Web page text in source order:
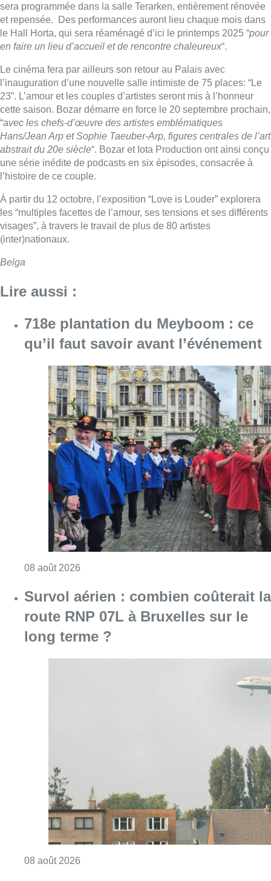
sera programmée dans la salle Terarken, entièrement rénovée
et repensée. Des performances auront lieu chaque mois dans
le Hall Horta, qui sera réaménagé d’ici le printemps 2025 “pour
en faire un lieu d’accueil et de rencontre chaleureux“.
Le cinéma fera par ailleurs son retour au Palais avec
l’inauguration d’une nouvelle salle intimiste de 75 places: “Le
23”. L’amour et les couples d’artistes seront mis à l’honneur
cette saison. Bozar démarre en force le 20 septembre prochain,
“avec les chefs-d’œuvre des artistes emblématiques
Hans/Jean Arp et Sophie Taeuber-Arp, figures centrales de l’art
abstrait du 20e siècle“. Bozar et Iota Production ont ainsi conçu
une série inédite de podcasts en six épisodes, consacrée à
l’histoire de ce couple.
À partir du 12 octobre, l’exposition “Love is Louder” explorera
les “multiples facettes de l’amour, ses tensions et ses différents
visages”, à travers le travail de plus de 80 artistes
(inter)nationaux.
Belga
Lire aussi :
718e plantation du Meyboom : ce
qu’il faut savoir avant l’événement
08 août 2026
Survol aérien : combien coûterait la
route RNP 07L à Bruxelles sur le
long terme ?
08 août 2026